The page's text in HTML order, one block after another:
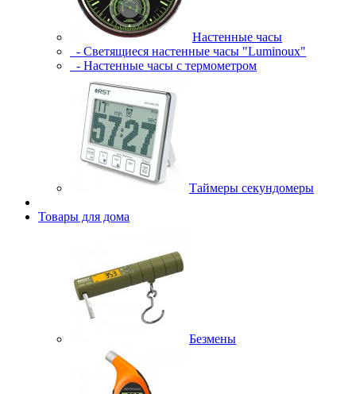
Настенные часы
- Светящиеся настенные часы "Luminoux"
- Настенные часы с термометром
Таймеры секундомеры
Товары для дома
Безмены